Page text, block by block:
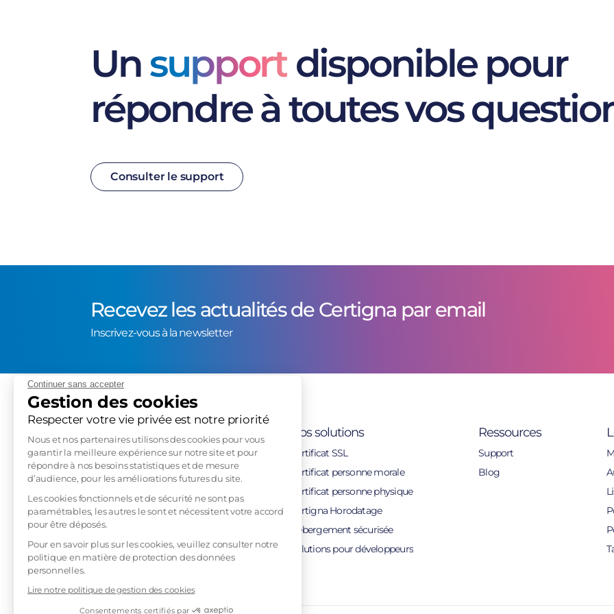
Continuer sans accepter
Gestion des cookies
Respecter votre vie privée est notre priorité
Nous et nos partenaires utilisons des cookies pour vous
garantir la meilleure expérience sur notre site et pour
répondre à nos besoins statistiques et de mesure
d’audience, pour les améliorations futures du site.
Les cookies fonctionnels et de sécurité ne sont pas
paramétrables, les autres le sont et nécessitent votre accord
pour être déposés.
Pour en savoir plus sur les cookies, veuillez consulter notre
politique en matière de protection des données
personnelles.
Lire notre politique de gestion des cookies
Consentements certifiés par
Unsupportdisponible pour
répondre à toutes vos
Consulter le support
Recevez les actualités de Certigna par email
Inscrivez-vous à la newsletter
Hors France métropolitaine :
+33 972 503 502 (Service gratuit)
Lundi au Vendredi de 9h à 18h
Nos solutions
Certificat SSL
Certificat personne morale
Certificat personne physique
Certigna Horodatage
Hébergement sécurisée
Solutions pour développeurs
Ressources
Support
Blog